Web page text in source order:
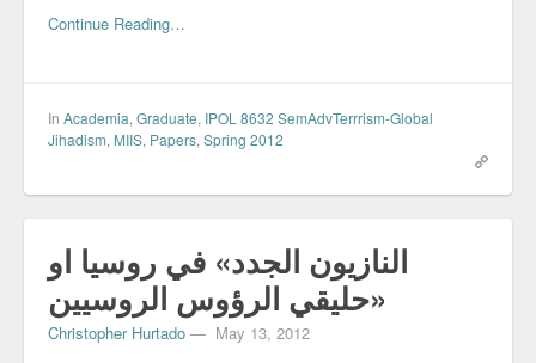
Continue Reading…
In Academia, Graduate, IPOL 8632 SemAdvTerrrism-Global
Jihadism, MIIS, Papers, Spring 2012
النازيون الجدد» في روسيا او
حليقي الرؤوس الروسيين»
Christopher Hurtado — May 13, 2012